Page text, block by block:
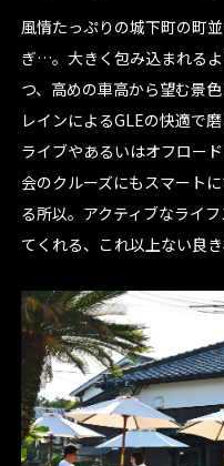
風情たっぷりの城下町の町
ぎ…。大きく包み込まれる
つ、高めの車高から望む景
レインによるGLEの快適で
ライブやあるいはオフロー
会のクルーズにもスマート
る所以。アクティブなライ
てくれる、これ以上ない良き